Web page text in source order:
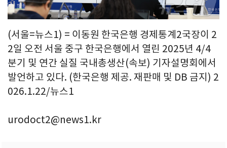
(서울=뉴스1) = 이동원 한국은행 경제통계2국장이 2
2일 오전 서울 중구 한국은행에서 열린 2025년 4/4
분기 및 연간 실질 국내총생산(속보) 기자설명회에서
발언하고 있다. (한국은행 제공. 재판매 및 DB 금지) 2
026.1.22/뉴스1
urodoct2@news1.kr